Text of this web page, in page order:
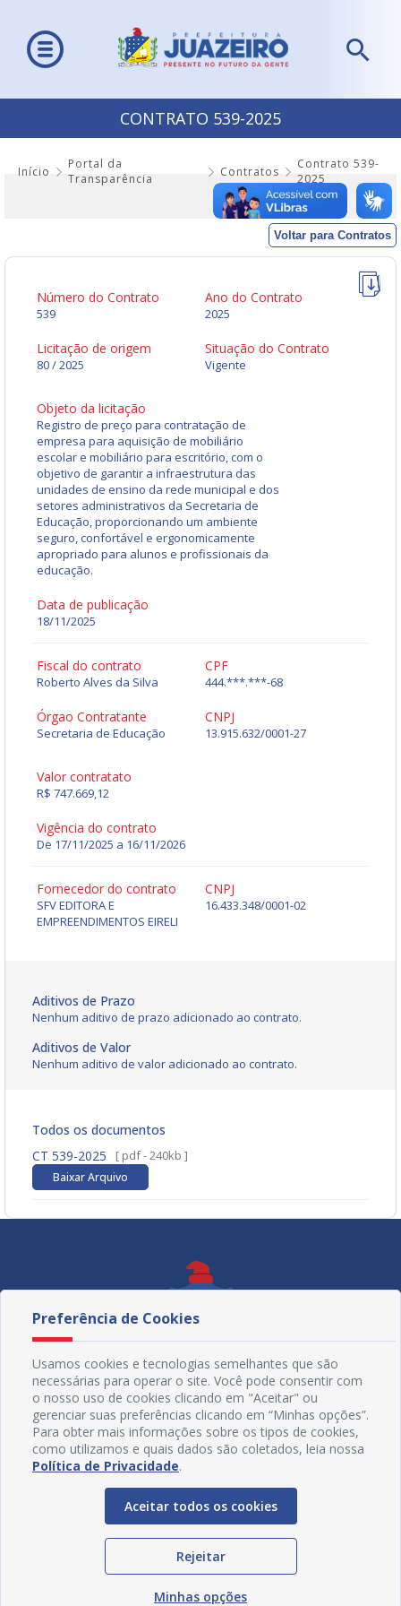
CONTRATO 539-2025
Início
Portal da
Transparência
Contratos
Contrato 539-
2025
Voltar para Contratos
Número do Contrato
539
Ano do Contrato
2025
Licitação de origem
80 / 2025
Situação do Contrato
Vigente
Objeto da licitação
Registro de preço para contratação de
empresa para aquisição de mobiliário
escolar e mobiliário para escritório, com o
objetivo de garantir a infraestrutura das
unidades de ensino da rede municipal e dos
setores administrativos da Secretaria de
Educação, proporcionando um ambiente
seguro, confortável e ergonomicamente
apropriado para alunos e profissionais da
educação.
Data de publicação
18/11/2025
Fiscal do contrato
Roberto Alves da Silva
CPF
444.***.***-68
Órgao Contratante
Secretaria de Educação
CNPJ
13.915.632/0001-27
Valor contratato
R$ 747.669,12
Vigência do contrato
De 17/11/2025 a 16/11/2026
Fornecedor do contrato
SFV EDITORA E
EMPREENDIMENTOS EIRELI
CNPJ
16.433.348/0001-02
Aditivos de Prazo
Nenhum aditivo de prazo adicionado ao contrato.
Aditivos de Valor
Nenhum aditivo de valor adicionado ao contrato.
Todos os documentos
CT 539-2025
[ pdf - 240kb ]
Baixar Arquivo
Preferência de Cookies
Usamos cookies e tecnologias semelhantes que são
necessárias para operar o site. Você pode consentir com
o nosso uso de cookies clicando em "Aceitar" ou
gerenciar suas preferências clicando em “Minhas opções”.
Para obter mais informações sobre os tipos de cookies,
como utilizamos e quais dados são coletados, leia nossa
Política de Privacidade.
Aceitar todos os cookies
Rejeitar
Minhas opções